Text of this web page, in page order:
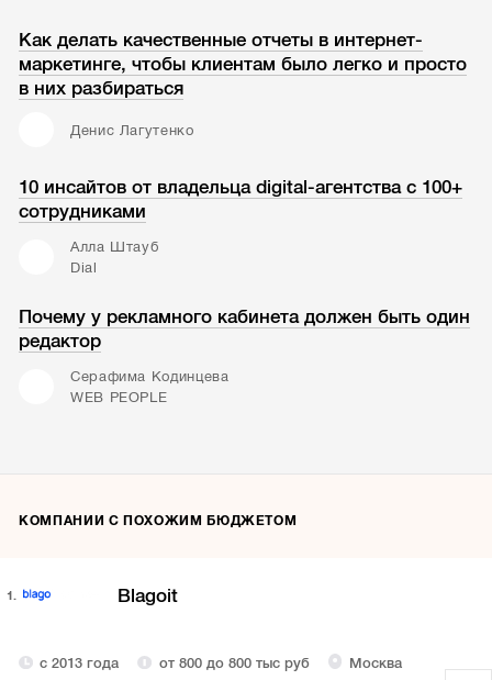
Как делать качественные отчеты в интернет-
маркетинге, чтобы клиентам было легко и просто
в них разбираться
Денис Лагутенко
10 инсайтов от владельца digital-агентства с 100+
сотрудниками
Алла Штауб
Dial
Почему у рекламного кабинета должен быть один
редактор
Серафима Кодинцева
WEB PEOPLE
КОМПАНИИ С ПОХОЖИМ БЮДЖЕТОМ
1. Blagoit
с 2013 года от 800 до 800 тыс руб Москва